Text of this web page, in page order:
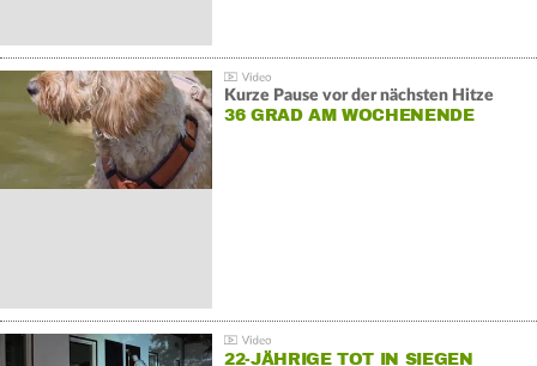
Kurze Pause vor der nächsten Hitze
36 GRAD AM WOCHENENDE
22-JÄHRIGE TOT IN SIEGEN